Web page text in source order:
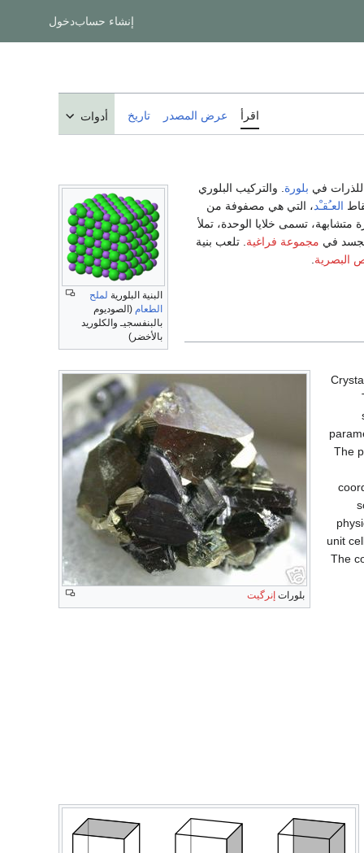
إنشاء حسابدخول
اقرأ عرض المصدر تاريخ أدوات
البنية البلورية لملح
الطعام (الصوديوم
بالبنفسجيـ والكلوريد
بالأخضر)
بلورات إنرگيت
بلورة . والتركيب البلوري
العـُقـْد، التي هي مصفوفة من
متشابهة، تسمى خلايا الوحدة، تملأ
في مجموعة فراغية . تلعب بنية
البصرية
The
unit
The